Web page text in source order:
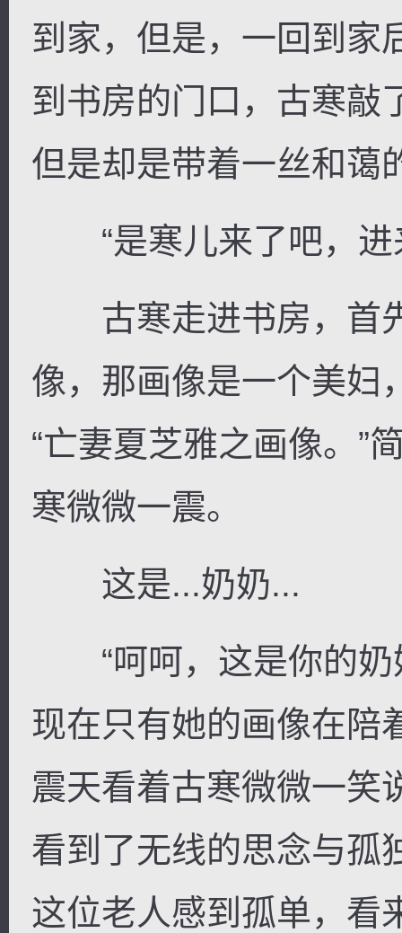
到家，但是，一回到家
到书房的门口，古寒敲
但是却是带着一丝和蔼
“是寒儿来了吧，进
古寒走进书房，首
像，那画像是一个美妇
“亡妻夏芝雅之画像。”
寒微微一震。
这是...奶奶...
“呵呵，这是你的奶
现在只有她的画像在陪
震天看着古寒微微一笑
看到了无线的思念与孤
这位老人感到孤单，看